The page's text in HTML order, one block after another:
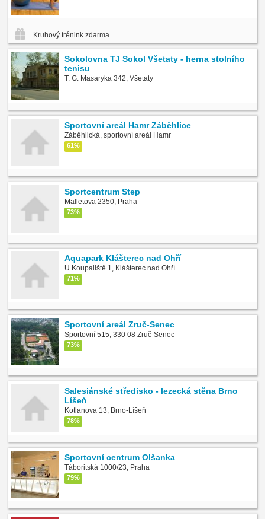
Kruhový trénink zdarma
Sokolovna TJ Sokol Všetaty - herna stolního
tenisu
T. G. Masaryka 342, Všetaty
Sportovní areál Hamr Záběhlice
Záběhlická, sportovní areál Hamr
61%
Sportcentrum Step
Malletova 2350, Praha
73%
Aquapark Klášterec nad Ohří
U Koupaliště 1, Klášterec nad Ohří
71%
Sportovní areál Zruč-Senec
Sportovní 515, 330 08 Zruč-Senec
73%
Salesiánské středisko - lezecká stěna Brno
Líšeň
Kotlanova 13, Brno-Líšeň
78%
Sportovní centrum Olšanka
Táboritská 1000/23, Praha
79%